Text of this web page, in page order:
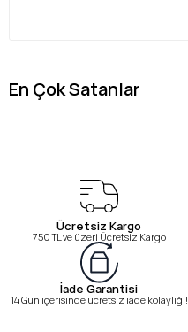
En Çok Satanlar
Ücretsiz Kargo
750 TL ve üzeri Ücretsiz Kargo
İade Garantisi
14 Gün içerisinde ücretsiz iade kolaylığı!